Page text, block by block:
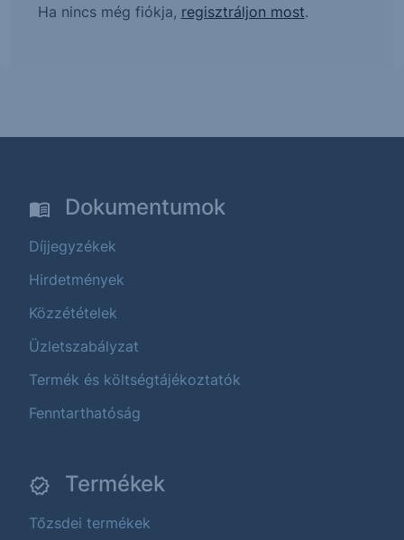
Ha nincs még fiókja, regisztráljon most.
Dokumentumok
Díjjegyzékek
Hirdetmények
Közzétételek
Üzletszabályzat
Termék és költségtájékoztatók
Fenntarthatóság
Termékek
Tőzsdei termékek